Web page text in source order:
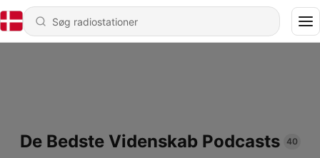
De Bedste Videnskab Podcasts 40